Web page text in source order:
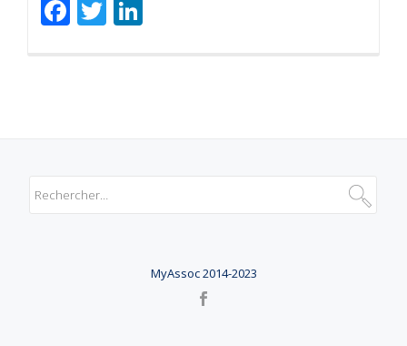
Facebook
Twitter
MyAssoc 2014-2023